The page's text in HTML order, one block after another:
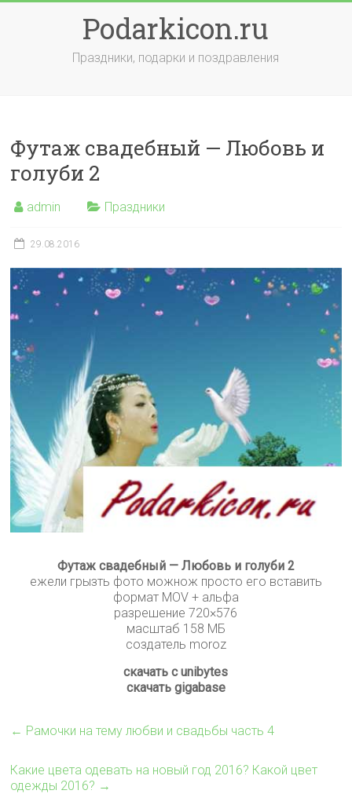
Podarkicon.ru
Праздники, подарки и поздравления
Футаж свадебный — Любовь и
голуби 2
admin Праздники
29.08.2016
Футаж свадебный — Любовь и голуби 2
ежели грызть фото можнож просто его вставить
формат MOV + альфа
разрешение 720×576
масштаб 158 МБ
создатель moroz
скачать с unibytes
скачать gigabase
← Рамочки на тему любви и свадьбы часть 4
Какие цвета одевать на новый год 2016? Какой цвет
одежды 2016? →